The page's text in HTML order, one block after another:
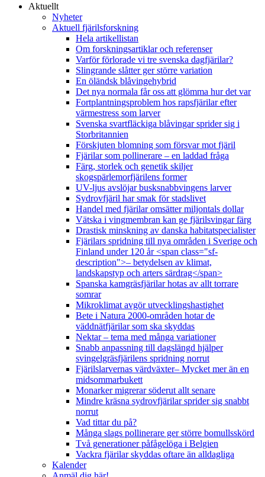
Aktuellt
Nyheter
Aktuell fjärilsforskning
Hela artikellistan
Om forskningsartiklar och referenser
Varför förlorade vi tre svenska dagfjärilar?
Slingrande slåtter ger större variation
En öländsk blåvingehybrid
Det nya normala får oss att glömma hur det var
Fortplantningsproblem hos rapsfjärilar efter
värmestress som larver
Svenska svartfläckiga blåvingar sprider sig i
Storbritannien
Förskjuten blomning som försvar mot fjäril
Fjärilar som pollinerare – en laddad fråga
Färg, storlek och genetik skiljer
skogspärlemorfjärilens former
UV-ljus avslöjar busksnabbvingens larver
Sydrovfjäril har smak för stadslivet
Handel med fjärilar omsätter miljontals dollar
Vätska i vingmembran kan ge fjärilsvingar färg
Drastisk minskning av danska habitatspecialister
Fjärilars spridning till nya områden i Sverige och
Finland under 120 år <span class="sf-
description">– betydelsen av klimat,
landskapstyp och arters särdrag</span>
Spanska kamgräsfjärilar hotas av allt torrare
somrar
Mikroklimat avgör utvecklingshastighet
Bete i Natura 2000-områden hotar de
väddnätfjärilar som ska skyddas
Nektar – tema med många variationer
Snabb anpassning till dagslängd hjälper
svingelgräsfjärilens spridning norrut
Fjärilslarvernas värdväxter– Mycket mer än en
midsommarbukett
Monarker migrerar söderut allt senare
Mindre kräsna sydrovfjärilar sprider sig snabbt
norrut
Vad tittar du på?
Många slags pollinerare ger större bomullsskörd
Två generationer påfågelöga i Belgien
Vackra fjärilar skyddas oftare än alldagliga
Kalender